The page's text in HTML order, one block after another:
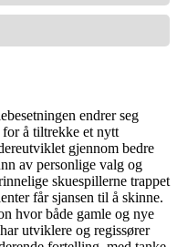
endrer seg
å tiltrekke et nytt
gjennom bedre
av personlige valg og
skuespillerne trappet
får sjansen til å skinne.
hvor både gamle og nye
utviklere og regissører